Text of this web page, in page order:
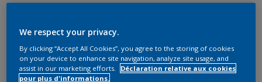
Suggestions d'Harmonies
We respect your privacy.
By clicking “Accept All Cookies”, you agree to the storing of cookies
on your device to enhance site navigation, analyze site usage, and
assist in our marketing efforts.
Déclaration relative aux cookies
pour plus d'informations.